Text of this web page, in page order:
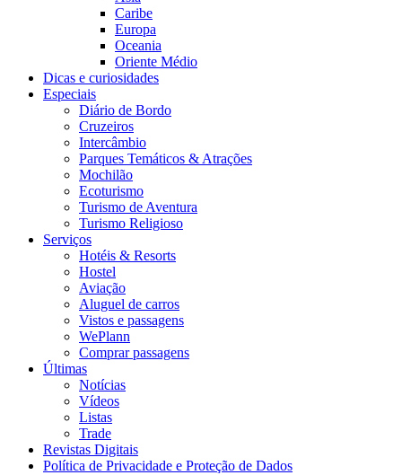
Caribe
Europa
Oceania
Oriente Médio
Dicas e curiosidades
Especiais
Diário de Bordo
Cruzeiros
Intercâmbio
Parques Temáticos & Atrações
Mochilão
Ecoturismo
Turismo de Aventura
Turismo Religioso
Serviços
Hotéis & Resorts
Hostel
Aviação
Aluguel de carros
Vistos e passagens
WePlann
Comprar passagens
Últimas
Notícias
Vídeos
Listas
Trade
Revistas Digitais
Política de Privacidade e Proteção de Dados